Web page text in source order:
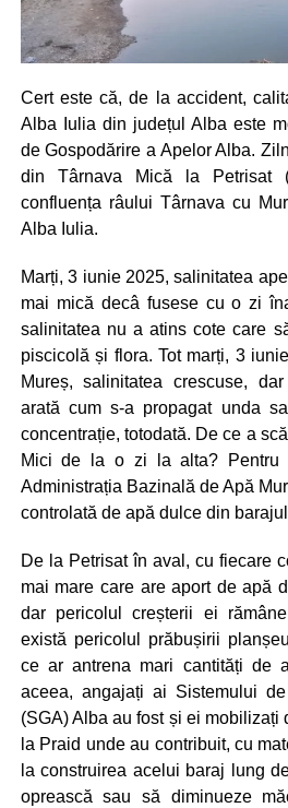
Cert este că, de la accident,
Alba Iulia din județul Alba este
de Gospodărire a Apelor Alba.
din Târnava Mică la
confluența râului Târnava cu
Alba Iulia.
Marți, 3 iunie 2025, salinitatea
mai mică decâ fusese cu o zi
salinitatea nu a atins cote care
piscicolă și flora. Tot marți, 3
Mureș, salinitatea crescuse,
arată cum s-a propagat unda
concentrație, totodată. De ce a
Mici de la o zi la alta? Pentru
Administrația Bazinală de Apă
controlată de apă dulce din
De la Petrisat în aval, cu fiecare
mai mare care are aport de apă
dar pericolul creșterii ei
există pericolul prăbușirii
ce ar antrena mari cantități de
aceea, angajați ai Sistemului
(SGA) Alba au fost și ei mobilizați
la Praid unde au contribuit, cu
la construirea acelui baraj lung
oprească sau să diminueze